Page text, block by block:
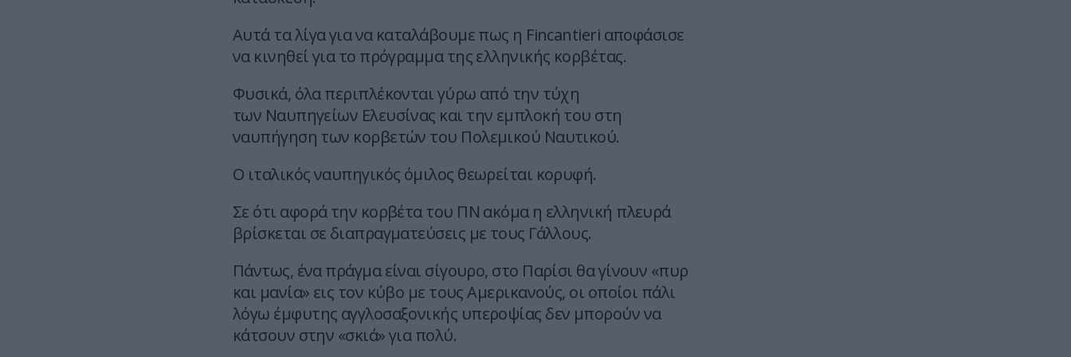
Αυτά τα λίγα για να καταλάβουμε πως η Fincantieri αποφάσισε
να κινηθεί για το πρόγραμμα της ελληνικής κορβέτας.
Φυσικά, όλα περιπλέκονται γύρω από την τύχη
των Ναυπηγείων Ελευσίνας και την εμπλοκή του στη
ναυπήγηση των κορβετών του Πολεμικού Ναυτικού.
Ο ιταλικός ναυπηγικός όμιλος θεωρείται κορυφή.
Σε ότι αφορά την κορβέτα του ΠΝ ακόμα η ελληνική πλευρά
βρίσκεται σε διαπραγματεύσεις με τους Γάλλους.
Πάντως, ένα πράγμα είναι σίγουρο, στο Παρίσι θα γίνουν «πυρ
και μανία» εις τον κύβο με τους Αμερικανούς, οι οποίοι πάλι
λόγω έμφυτης αγγλοσαξονικής υπεροψίας δεν μπορούν να
κάτσουν στην «σκιά» για πολύ.